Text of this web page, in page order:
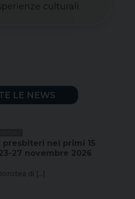
culturali.
LE NEWS
nei primi 15
27 novembre 2026
di [...]